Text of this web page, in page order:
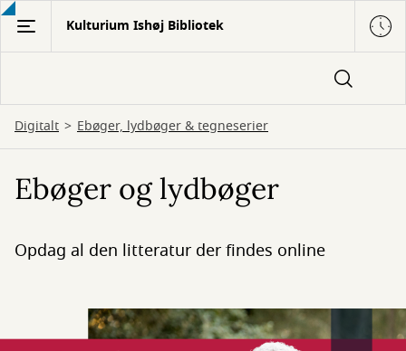
Gå
hovedindhold
Kulturium Ishøj Bibliotek
Digitalt Ebøger, lydbøger & tegneserier
Ebøger og lydbøger
Opdag al den litteratur der findes online